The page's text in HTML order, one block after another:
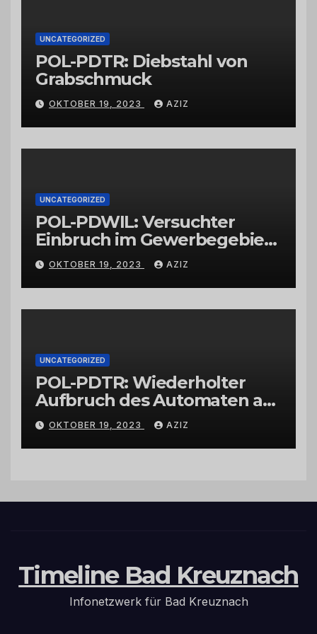
UNCATEGORIZED
POL-PDTR: Diebstahl von
Grabschmuck
OKTOBER 19, 2023 AZIZ
UNCATEGORIZED
POL-PDWIL: Versuchter
Einbruch im Gewerbegebiet
Wittlich
OKTOBER 19, 2023 AZIZ
UNCATEGORIZED
POL-PDTR: Wiederholter
Aufbruch des Automaten am
Wohnmobilstellplatz in
Hermeskeil am Labachweg
OKTOBER 19, 2023 AZIZ
Timeline Bad Kreuznach
Infonetzwerk für Bad Kreuznach